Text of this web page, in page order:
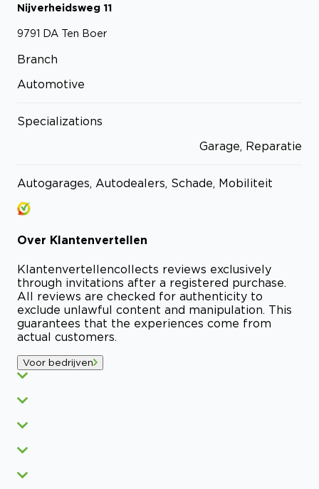
Nijverheidsweg 11
9791 DA Ten Boer
Branch
Automotive
Specializations
Garage, Reparatie
Autogarages, Autodealers, Schade, Mobiliteit
Over Klantenvertellen
Klantenvertellencollects reviews exclusively
through invitations after a registered purchase.
All reviews are checked for authenticity to
exclude unlawful content and manipulation. This
guarantees that the experiences come from
actual customers.
Voor bedrijven